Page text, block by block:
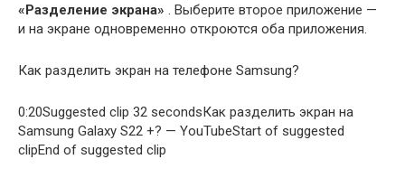
«Разделение экрана» . Выберите второе приложение —
и на экране одновременно откроются оба приложения.
Как разделить экран на телефоне Samsung?
0:20Suggested clip 32 secondsКак разделить экран на
Samsung Galaxy S22 +? — YouTubeStart of suggested
clipEnd of suggested clip